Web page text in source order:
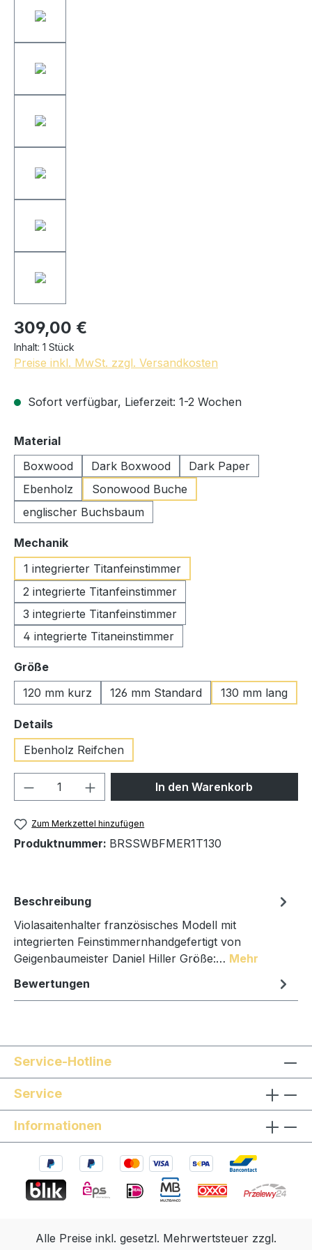
309,00 €
Inhalt: 1 Stück
Preise inkl. MwSt. zzgl. Versandkosten
Sofort verfügbar, Lieferzeit: 1-2 Wochen
Materialauswählen
Boxwood
Dark Boxwood
Dark Paper
Ebenholz
Sonowood Buche
englischer Buchsbaum
Mechanikauswählen
1 integrierter Titanfeinstimmer
2 integrierte Titanfeinstimmer
3 integrierte Titanfeinstimmer
4 integrierte Titaneinstimmer
Größeauswählen
120 mm kurz
126 mm Standard 130 mm lang
Detailsauswählen
Ebenholz Reifchen
Produkt Anzahl: Gib denIn den Warenkorb
Zum Merkzettel hinzufügen
Produktnummer: BRSSWBFMER1T130
Beschreibung
Violasaitenhalter französisches Modell mit
integrierten Feinstimmernhandgefertigt von
Geigenbaumeister Daniel Hiller Größe:… Mehr
Bewertungen
Service-Hotline
Service
Informationen
Alle Preise inkl. gesetzl. Mehrwertsteuer zzgl.